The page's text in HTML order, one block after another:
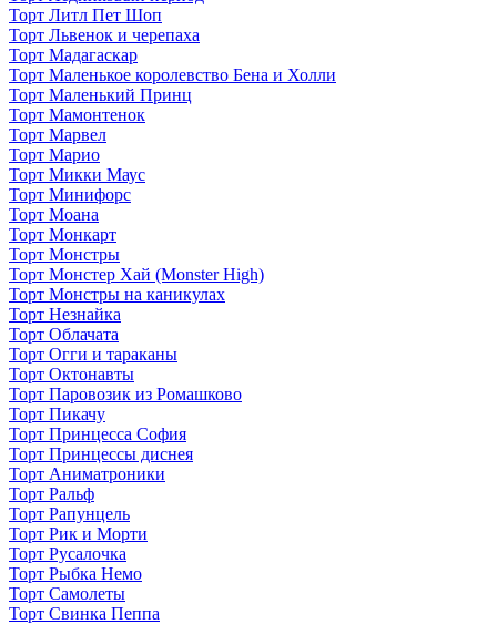
Торт Литл Пет Шоп
Торт Львенок и черепаха
Торт Мадагаскар
Торт Маленькое королевство Бена и Холли
Торт Маленький Принц
Торт Мамонтенок
Торт Марвел
Торт Марио
Торт Микки Маус
Торт Минифорс
Торт Моана
Торт Монкарт
Торт Монстры
Торт Монстер Хай (Monster High)
Торт Монстры на каникулах
Торт Незнайка
Торт Облачата
Торт Огги и тараканы
Торт Октонавты
Торт Паровозик из Ромашково
Торт Пикачу
Торт Принцесса София
Торт Принцессы диснея
Торт Аниматроники
Торт Ральф
Торт Рапунцель
Торт Рик и Морти
Торт Русалочка
Торт Рыбка Немо
Торт Самолеты
Торт Свинка Пеппа